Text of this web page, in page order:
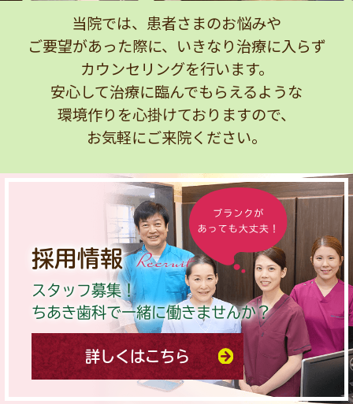
当院では、患者さまのお悩みや
ご要望があった際に、 いきなり治療に入らず
カウンセリングを行います。
安心して治療に臨んでもらえるような
環境作りを心掛けておりますので、
お気軽にご来院ください。
採用情報 Recruit
スタッフ募集！
ちあき歯科で一緒に働きませんか？
詳しくはこちら